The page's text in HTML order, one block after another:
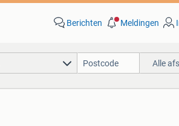
Berichten Meldingen
Alle